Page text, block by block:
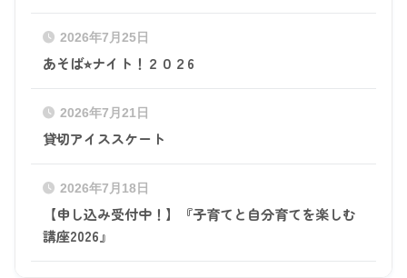
2026年7月25日
あそば⭐︎ナイト！２０２6
2026年7月21日
貸切アイススケート
2026年7月18日
【申し込み受付中！】『子育てと自分育てを楽しむ
講座2026』